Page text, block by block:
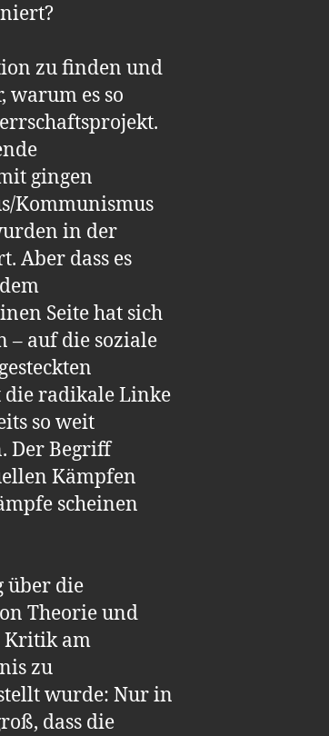
zu finden und
warum es so
gingen
Kommunismus
in der
Aber dass es
Seite hat sich
– auf die soziale
die radikale Linke
so weit
Der Begriff
Kämpfen
scheinen
über die
Theorie und
Kritik am
zu
wurde: Nur in
dass die